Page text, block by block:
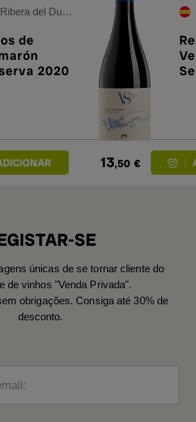
Ribera del Duero
de
2020
13,50 €
SE
únicas de se tornar cliente do
de vinhos "Venda Privada".
obrigações. Consiga até 30% de
desconto.